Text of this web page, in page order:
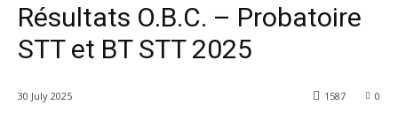
Résultats O.B.C. – Probatoire
STT et BT STT 2025
30 July 2025 0
1587